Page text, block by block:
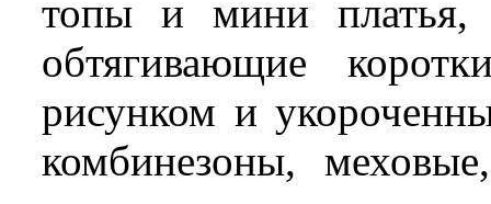
топы и мини платья,
обтягивающие
рисунком и
комбинезоны,